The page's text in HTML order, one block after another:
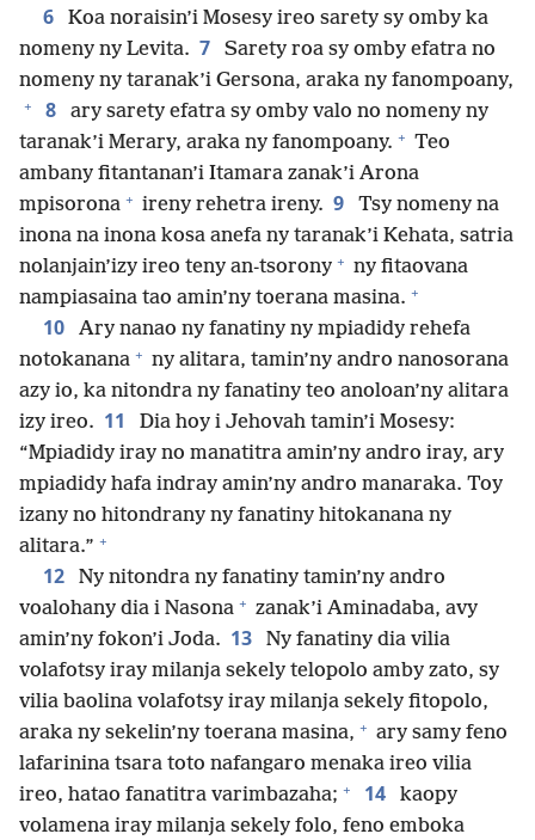
6
Koa noraisin’i Mosesy ireo sarety sy omby ka
nomeny ny Levita. 7
Sarety roa sy omby efatra no
nomeny ny taranak’i Gersona, araka ny fanompoany,
+ 8
ary sarety efatra sy omby valo no nomeny ny
taranak’i Merary, araka ny fanompoany. + Teo
ambany fitantanan’i Itamara zanak’i Arona
mpisorona + ireny rehetra ireny. 9
Tsy nomeny na
inona na inona kosa anefa ny taranak’i Kehata, satria
nolanjain’izy ireo teny an-tsorony + ny fitaovana
nampiasaina tao amin’ny toerana masina. +
10
Ary nanao ny fanatiny ny mpiadidy rehefa
notokanana + ny alitara, tamin’ny andro nanosorana
azy io, ka nitondra ny fanatiny teo anoloan’ny alitara
izy ireo. 11
Dia hoy i Jehovah tamin’i Mosesy:
“Mpiadidy iray no manatitra amin’ny andro iray, ary
mpiadidy hafa indray amin’ny andro manaraka. Toy
izany no hitondrany ny fanatiny hitokanana ny
alitara.” +
12
Ny nitondra ny fanatiny tamin’ny andro
voalohany dia i Nasona + zanak’i Aminadaba, avy
amin’ny fokon’i Joda. 13
Ny fanatiny dia vilia
volafotsy iray milanja sekely telopolo amby zato, sy
vilia baolina volafotsy iray milanja sekely fitopolo,
araka ny sekelin’ny toerana masina, + ary samy feno
lafarinina tsara toto nafangaro menaka ireo vilia
ireo, hatao fanatitra varimbazaha; + 14
kaopy
volamena iray milanja sekely folo, feno emboka